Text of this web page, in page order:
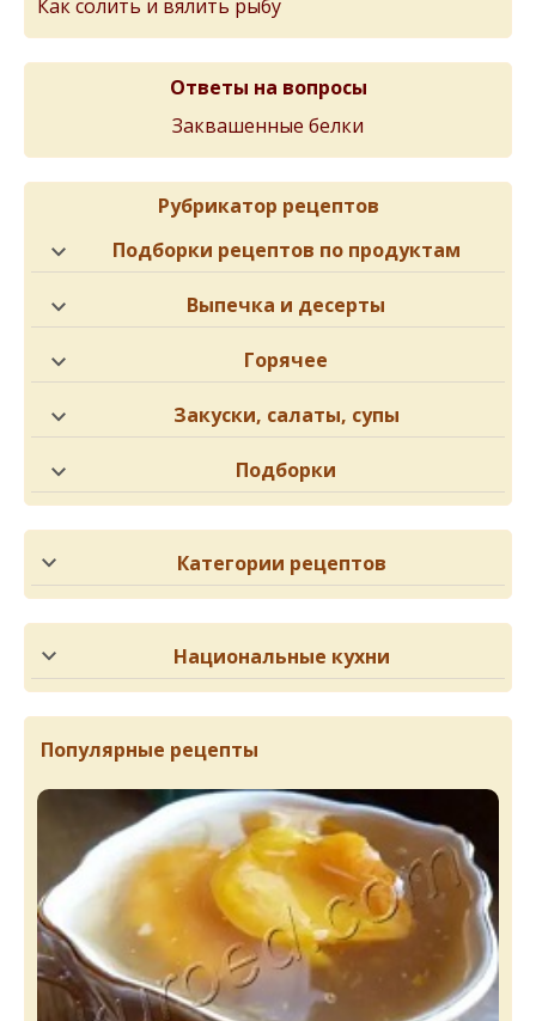
Как солить и вялить рыбу
Ответы на вопросы
Заквашенные белки
Рубрикатор рецептов
Подборки рецептов по продуктам
Выпечка и десерты
Горячее
Закуски, салаты, супы
Подборки
Категории рецептов
Национальные кухни
Популярные рецепты